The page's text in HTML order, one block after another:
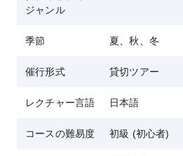
ジャンル
季節 夏、秋、冬
催行形式 貸切ツアー
レクチャー言語 日本語
コースの難易度 初級 (初心者)